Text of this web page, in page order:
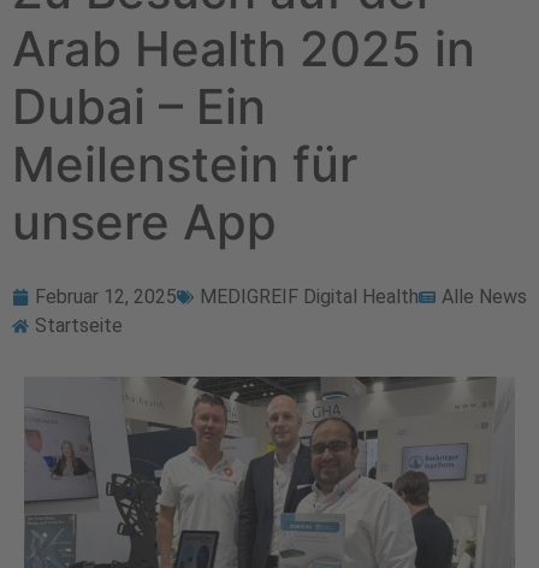
Arab Health 2025 in
Dubai – Ein
Meilenstein für
unsere App
Februar 12, 2025 MEDIGREIF Digital Health
Alle News
Startseite